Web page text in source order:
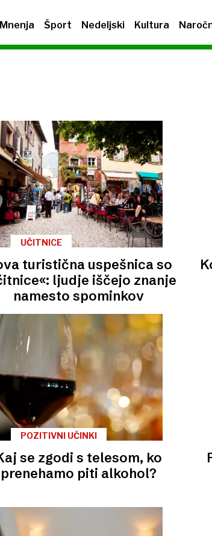
Mnenja Šport Nedeljski Kultura
UČITNICE
turistična uspešnica so
ljudje iščejo znanje
namesto spominkov
POZITIVNI UČINKI
se zgodi s telesom, ko
prenehamo piti alkohol?